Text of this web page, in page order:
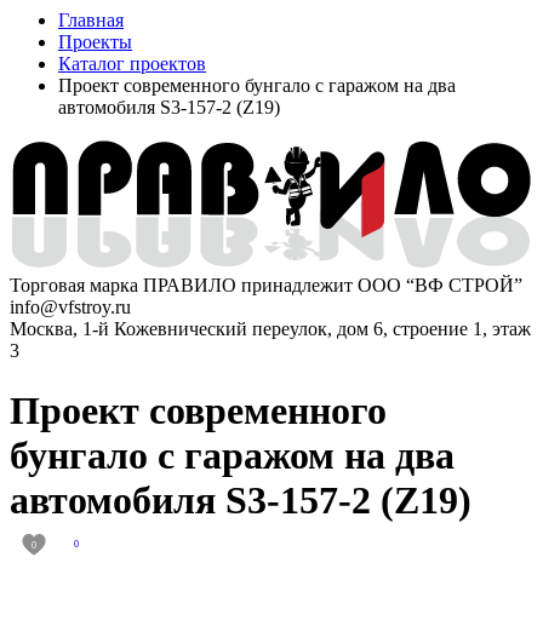
Главная
Проекты
Каталог проектов
Проект современного бунгало с гаражом на два
автомобиля S3-157-2 (Z19)
Торговая марка ПРАВИЛО принадлежит ООО “ВФ СТРОЙ”
info@vfstroy.ru
Москва, 1-й Кожевнический переулок, дом 6, строение 1, этаж
3
Проект современного
бунгало с гаражом на два
автомобиля S3-157-2 (Z19)
0 0